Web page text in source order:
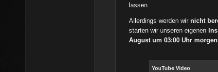
lassen.
Allerdings werden wirnicht
starten wir unseren eigenen
August um 03:00 Uhr
YouTube Video